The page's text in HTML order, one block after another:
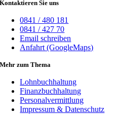
Kontaktieren Sie uns
0841 / 480 181
0841 / 427 70
Email schreiben
Anfahrt (GoogleMaps)
Mehr zum Thema
Lohnbuchhaltung
Finanzbuchhaltung
Personalvermittlung
Impressum & Datenschutz